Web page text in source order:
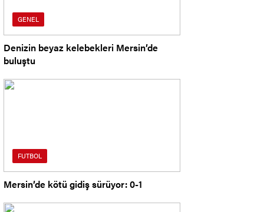
GENEL
Denizin beyaz kelebekleri Mersin’de
buluştu
FUTBOL
Mersin’de kötü gidiş sürüyor: 0-1